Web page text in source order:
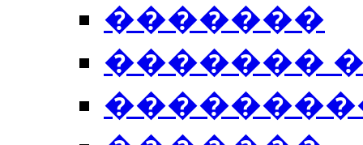
�������
�������